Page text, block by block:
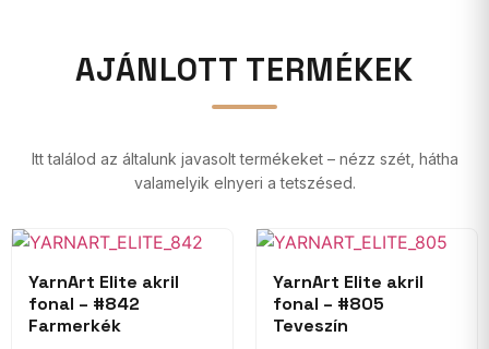
AJÁNLOTT TERMÉKEK
Itt találod az általunk javasolt termékeket – nézz szét, hátha
valamelyik elnyeri a tetszésed.
YarnArt Elite akril
fonal – #842
Farmerkék
YarnArt Elite akril
fonal – #805
Teveszín